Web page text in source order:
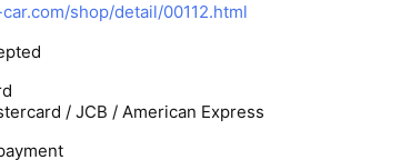
shop/detail/00112.html
/ JCB / American Express